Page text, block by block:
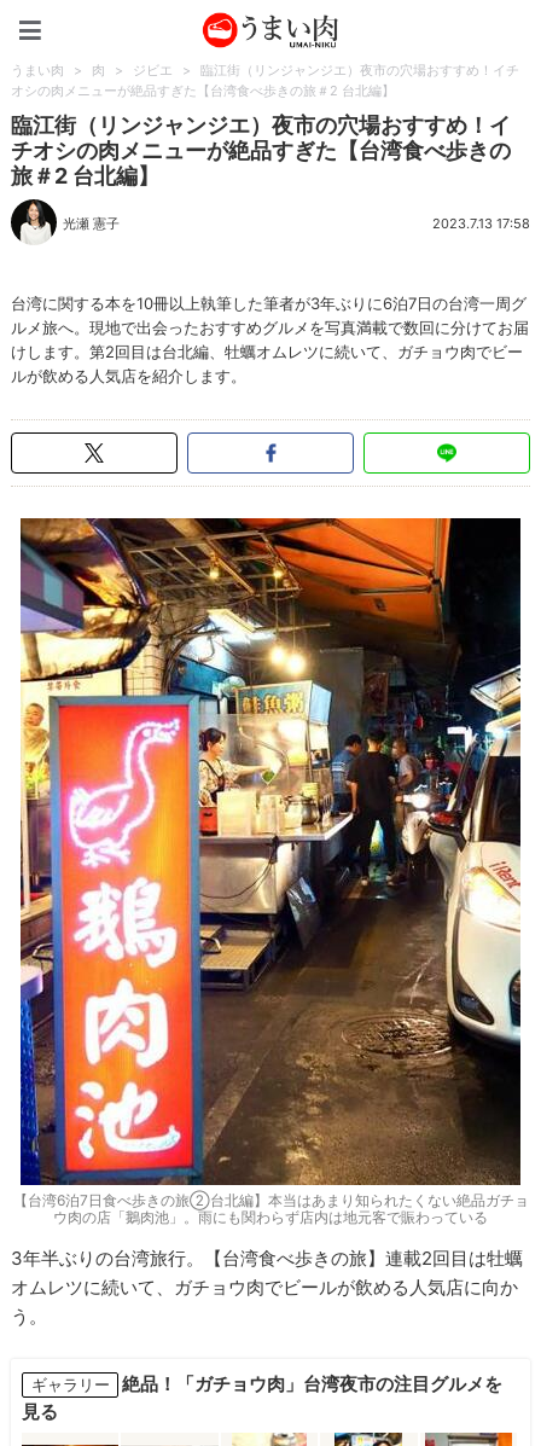
うまい肉 > 肉 > ジビエ >
臨江街（リンジャンジエ）夜市の穴場おすすめ！イチ
オシの肉メニューが絶品すぎた【台湾食べ歩きの旅＃2 台北編】
臨江街（リンジャンジエ）夜市の穴場おすすめ！イ
チオシの肉メニューが絶品すぎた【台湾食べ歩きの
旅＃2 台北編】
光瀬 憲子 2023.7.13 17:58
台湾に関する本を10冊以上執筆した筆者が3年ぶりに6泊7日の台湾一周グ
ルメ旅へ。現地で出会ったおすすめグルメを写真満載で数回に分けてお届
けします。第2回目は台北編、牡蠣オムレツに続いて、ガチョウ肉でビー
ルが飲める人気店を紹介します。
【台湾6泊7日食べ歩きの旅②台北編】本当はあまり知られたくない絶品ガチョ
ウ肉の店「鵝肉池」。雨にも関わらず店内は地元客で賑わっている
3年半ぶりの台湾旅行。【台湾食べ歩きの旅】連載2回目は牡蠣
オムレツに続いて、ガチョウ肉でビールが飲める人気店に向か
う。
ギャラリー
絶品！「ガチョウ肉」台湾夜市の注目グルメを
見る